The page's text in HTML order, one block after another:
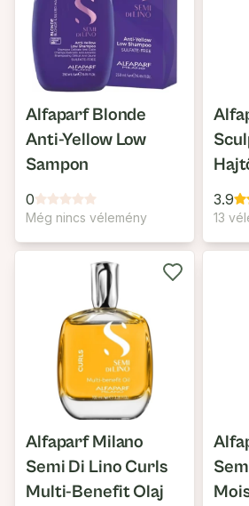
Alfaparf Blonde
Anti-Yellow Low
Sampon
0
Még nincs vélemény
3.9
13
Alfaparf Milano
Semi Di Lino Curls
Multi-Benefit Olaj